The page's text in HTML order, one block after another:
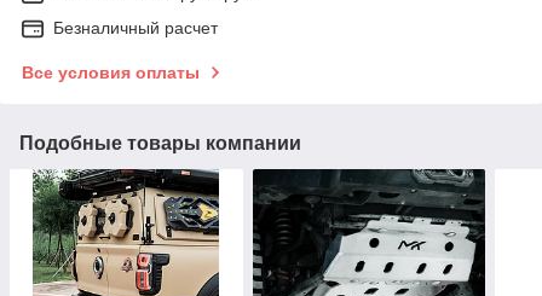
Безналичный расчет
Все условия оплаты
Подобные товары компании